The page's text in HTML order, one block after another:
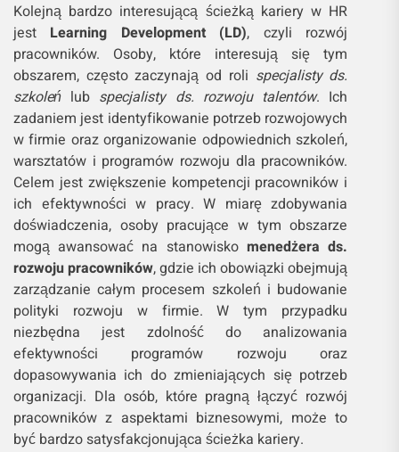
Kolejną bardzo interesującą ścieżką kariery w HR
jest Learning Development (LD), czyli rozwój
pracowników. Osoby, które interesują się tym
obszarem, często zaczynają od roli specjalisty ds.
szkoleń lub specjalisty ds. rozwoju talentów. Ich
zadaniem jest identyfikowanie potrzeb rozwojowych
w firmie oraz organizowanie odpowiednich szkoleń,
warsztatów i programów rozwoju dla pracowników.
Celem jest zwiększenie kompetencji pracowników i
ich efektywności w pracy. W miarę zdobywania
doświadczenia, osoby pracujące w tym obszarze
mogą awansować na stanowisko menedżera ds.
rozwoju pracowników, gdzie ich obowiązki obejmują
zarządzanie całym procesem szkoleń i budowanie
polityki rozwoju w firmie. W tym przypadku
niezbędna jest zdolność do analizowania
efektywności programów rozwoju oraz
dopasowywania ich do zmieniających się potrzeb
organizacji. Dla osób, które pragną łączyć rozwój
pracowników z aspektami biznesowymi, może to
być bardzo satysfakcjonująca ścieżka kariery.